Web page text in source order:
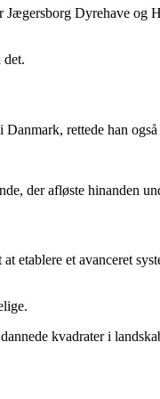
Jægersborg Dyrehave og
rettede han
der afløste hinanden
etablere et avanceret
kvadrater i